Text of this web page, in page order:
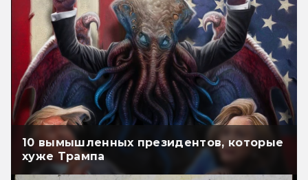
10 вымышленных президентов, которые
хуже Трампа